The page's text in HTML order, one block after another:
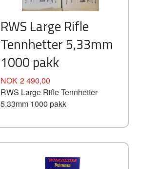
RWS Large Rifle
Tennhetter 5,33mm
1000 pakk
Pris
NOK 2 490,00
RWS Large Rifle Tennhetter
5,33mm 1000 pakk